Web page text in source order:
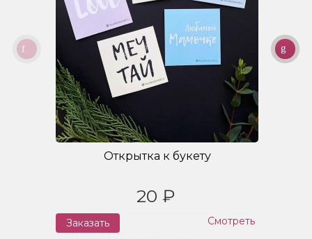
Открытка к букету
20 ₽
Заказать Смотреть